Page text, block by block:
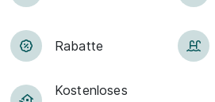
Rabatte
Kostenloses